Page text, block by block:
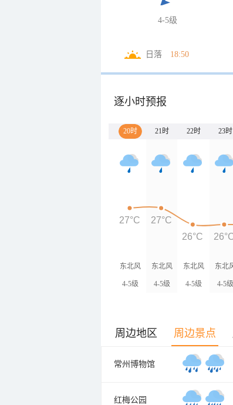
4-5级
日落 18:50
逐小时预报
20时 21时 22时 23时
东北风
4-5级
东北风
4-5级
东北风
4-5级
东北
4-5级
27°C
27°C
26°C
周边地区 周边景点
常州博物馆
红梅公园